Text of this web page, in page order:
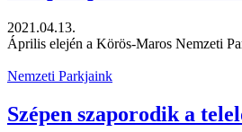
2021.04.13.
Április elején a Körös-Maros Nemzeti
Nemzeti Parkjaink
Szépen szaporodik a